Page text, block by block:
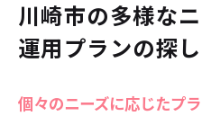
川崎市の多様な
運用プランの探
個々のニーズに応じたプ